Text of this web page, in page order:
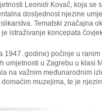
Leonidi Kovač, koja se
dosljednost njezine
Tematski značajna
istraživanje koncepata
1947. godine) počinje u
umjetnosti u Zagrebu u klasi
na važnim međunarodnim
muzejima, te je